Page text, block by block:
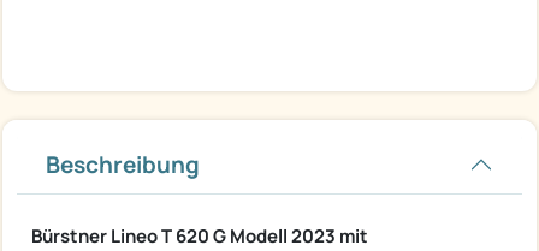
Beschreibung
Bürstner Lineo T 620 G Modell 2023 mit